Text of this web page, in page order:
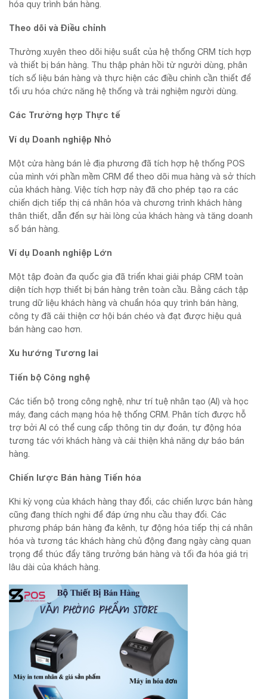
hóa quy trình bán hàng.
Theo dõi và Điều chỉnh
Thường xuyên theo dõi hiệu suất của hệ thống CRM tích hợp
và thiết bị bán hàng. Thu thập phản hồi từ người dùng, phân
tích số liệu bán hàng và thực hiện các điều chỉnh cần thiết để
tối ưu hóa chức năng hệ thống và trải nghiệm người dùng.
Các Trường hợp Thực tế
Ví dụ Doanh nghiệp Nhỏ
Một cửa hàng bán lẻ địa phương đã tích hợp hệ thống POS
của mình với phần mềm CRM để theo dõi mua hàng và sở thích
của khách hàng. Việc tích hợp này đã cho phép tạo ra các
chiến dịch tiếp thị cá nhân hóa và chương trình khách hàng
thân thiết, dẫn đến sự hài lòng của khách hàng và tăng doanh
số bán hàng.
Ví dụ Doanh nghiệp Lớn
Một tập đoàn đa quốc gia đã triển khai giải pháp CRM toàn
diện tích hợp thiết bị bán hàng trên toàn cầu. Bằng cách tập
trung dữ liệu khách hàng và chuẩn hóa quy trình bán hàng,
công ty đã cải thiện cơ hội bán chéo và đạt được hiệu quả
bán hàng cao hơn.
Xu hướng Tương lai
Tiến bộ Công nghệ
Các tiến bộ trong công nghệ, như trí tuệ nhân tạo (AI) và học
máy, đang cách mạng hóa hệ thống CRM. Phân tích được hỗ
trợ bởi AI có thể cung cấp thông tin dự đoán, tự động hóa
tương tác với khách hàng và cải thiện khả năng dự báo bán
hàng.
Chiến lược Bán hàng Tiến hóa
Khi kỳ vọng của khách hàng thay đổi, các chiến lược bán hàng
cũng đang thích nghi để đáp ứng nhu cầu thay đổi. Các
phương pháp bán hàng đa kênh, tự động hóa tiếp thị cá nhân
hóa và tương tác khách hàng chủ động đang ngày càng quan
trọng để thúc đẩy tăng trưởng bán hàng và tối đa hóa giá trị
lâu dài của khách hàng.